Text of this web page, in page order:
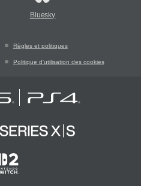
Bluesky
Règles et politiques
Politique d'utilisation des cookies